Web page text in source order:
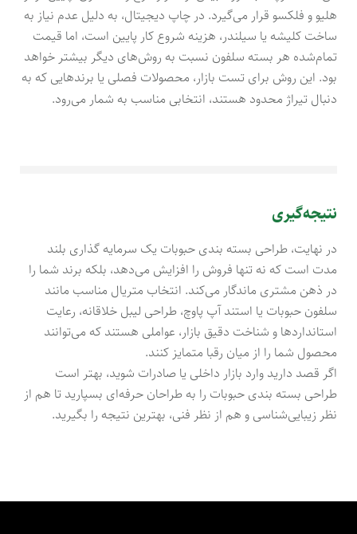
هلیو و فلکسو قرار می‌گیرد. در چاپ دیجیتال، به دلیل عدم نیاز به
ساخت کلیشه یا سیلندر، هزینه شروع کار پایین است، اما قیمت
تمام‌شده هر بسته سلفون نسبت به روش‌های دیگر بیشتر خواهد
بود. این روش برای تست بازار، محصولات فصلی یا برندهایی که به
دنبال تیراژ محدود هستند، انتخابی مناسب به شمار می‌رود.
نتیجه‌گیری
در نهایت، طراحی بسته بندی حبوبات یک سرمایه گذاری بلند
مدت است که نه تنها فروش را افزایش می‌دهد، بلکه برند شما را
در ذهن مشتری ماندگار می‌کند. انتخاب متریال مناسب مانند
سلفون حبوبات یا استند آپ پاوچ، طراحی لیبل خلاقانه، رعایت
استانداردها و شناخت دقیق بازار، عواملی هستند که می‌توانند
محصول شما را از میان رقبا متمایز کنند.
اگر قصد دارید وارد بازار داخلی یا صادرات شوید، بهتر است
طراحی بسته بندی حبوبات را به طراحان حرفه‌ای بسپارید تا هم از
نظر زیبایی‌شناسی و هم از نظر فنی، بهترین نتیجه را بگیرید.